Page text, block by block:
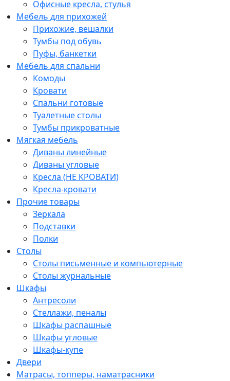
Офисные кресла, стулья
Мебель для прихожей
Прихожие, вешалки
Тумбы под обувь
Пуфы, банкетки
Мебель для спальни
Комоды
Кровати
Спальни готовые
Туалетные столы
Тумбы прикроватные
Мягкая мебель
Диваны линейные
Диваны угловые
Кресла (НЕ КРОВАТИ)
Кресла-кровати
Прочие товары
Зеркала
Подставки
Полки
Столы
Столы письменные и компьютерные
Столы журнальные
Шкафы
Антресоли
Стеллажи, пеналы
Шкафы распашные
Шкафы угловые
Шкафы-купе
Двери
Матрасы, топперы, наматрасники